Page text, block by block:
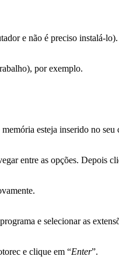
e não é preciso instalá-lo).
por exemplo.
esteja inserido no
entre as opções. Depois
e selecionar as
e clique em “Enter”.